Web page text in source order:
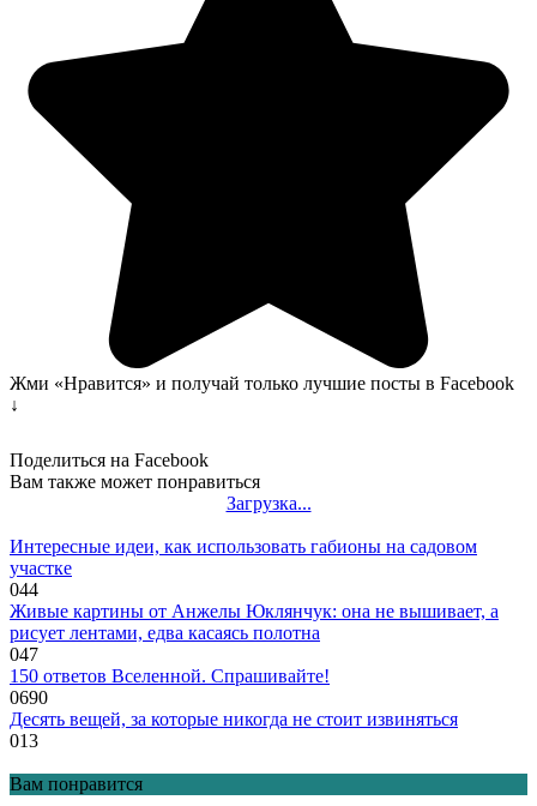
Жми «Нравится» и получай только лучшие посты в Facebook
↓
Поделиться на Facebook
Вам также может понравиться
Загрузка...
Интересные идеи, как использовать габионы на садовом
участке
044
Живые картины от Анжелы Юклянчук: она не вышивает, а
рисует лентами, едва касаясь полотна
047
150 ответов Вселенной. Спрашивайте!
0690
Десять вещей, за которые никогда не стоит извиняться
013
Вам понравится